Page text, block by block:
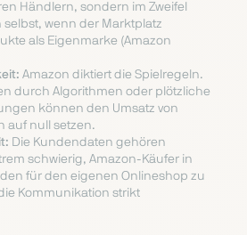
Händlern, sondern im Zweifel
selbst, wenn der Marktplatz
als Eigenmarke (Amazon
Amazon diktiert die Spielregeln.
durch Algorithmen oder plötzliche
können den Umsatz von
auf null setzen.
Die Kundendaten gehören
schwierig, Amazon-Käufer in
für den eigenen Onlineshop zu
Kommunikation strikt